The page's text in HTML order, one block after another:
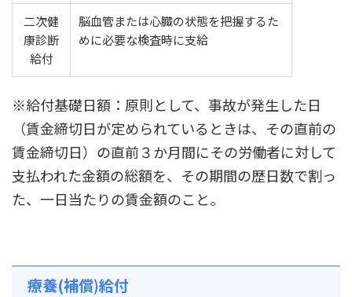
二次健
康診断
給付
脳血管または心臓の状態を把握するた
めに必要な検査時に支給
※給付基礎日額：原則として、事故が発生した日
（賃金締切日が定められているときは、その直前の
賃金締切日）の直前３か月間にその労働者に対して
支払われた金額の総額を、その期間の歴日数で割っ
た、一日当たりの賃金額のこと。
療養(補償)給付